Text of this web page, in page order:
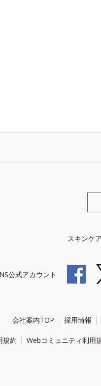
スキンケア
公式アカウント
会社案内TOP 採用情報
規約 Webコミュニティ利用